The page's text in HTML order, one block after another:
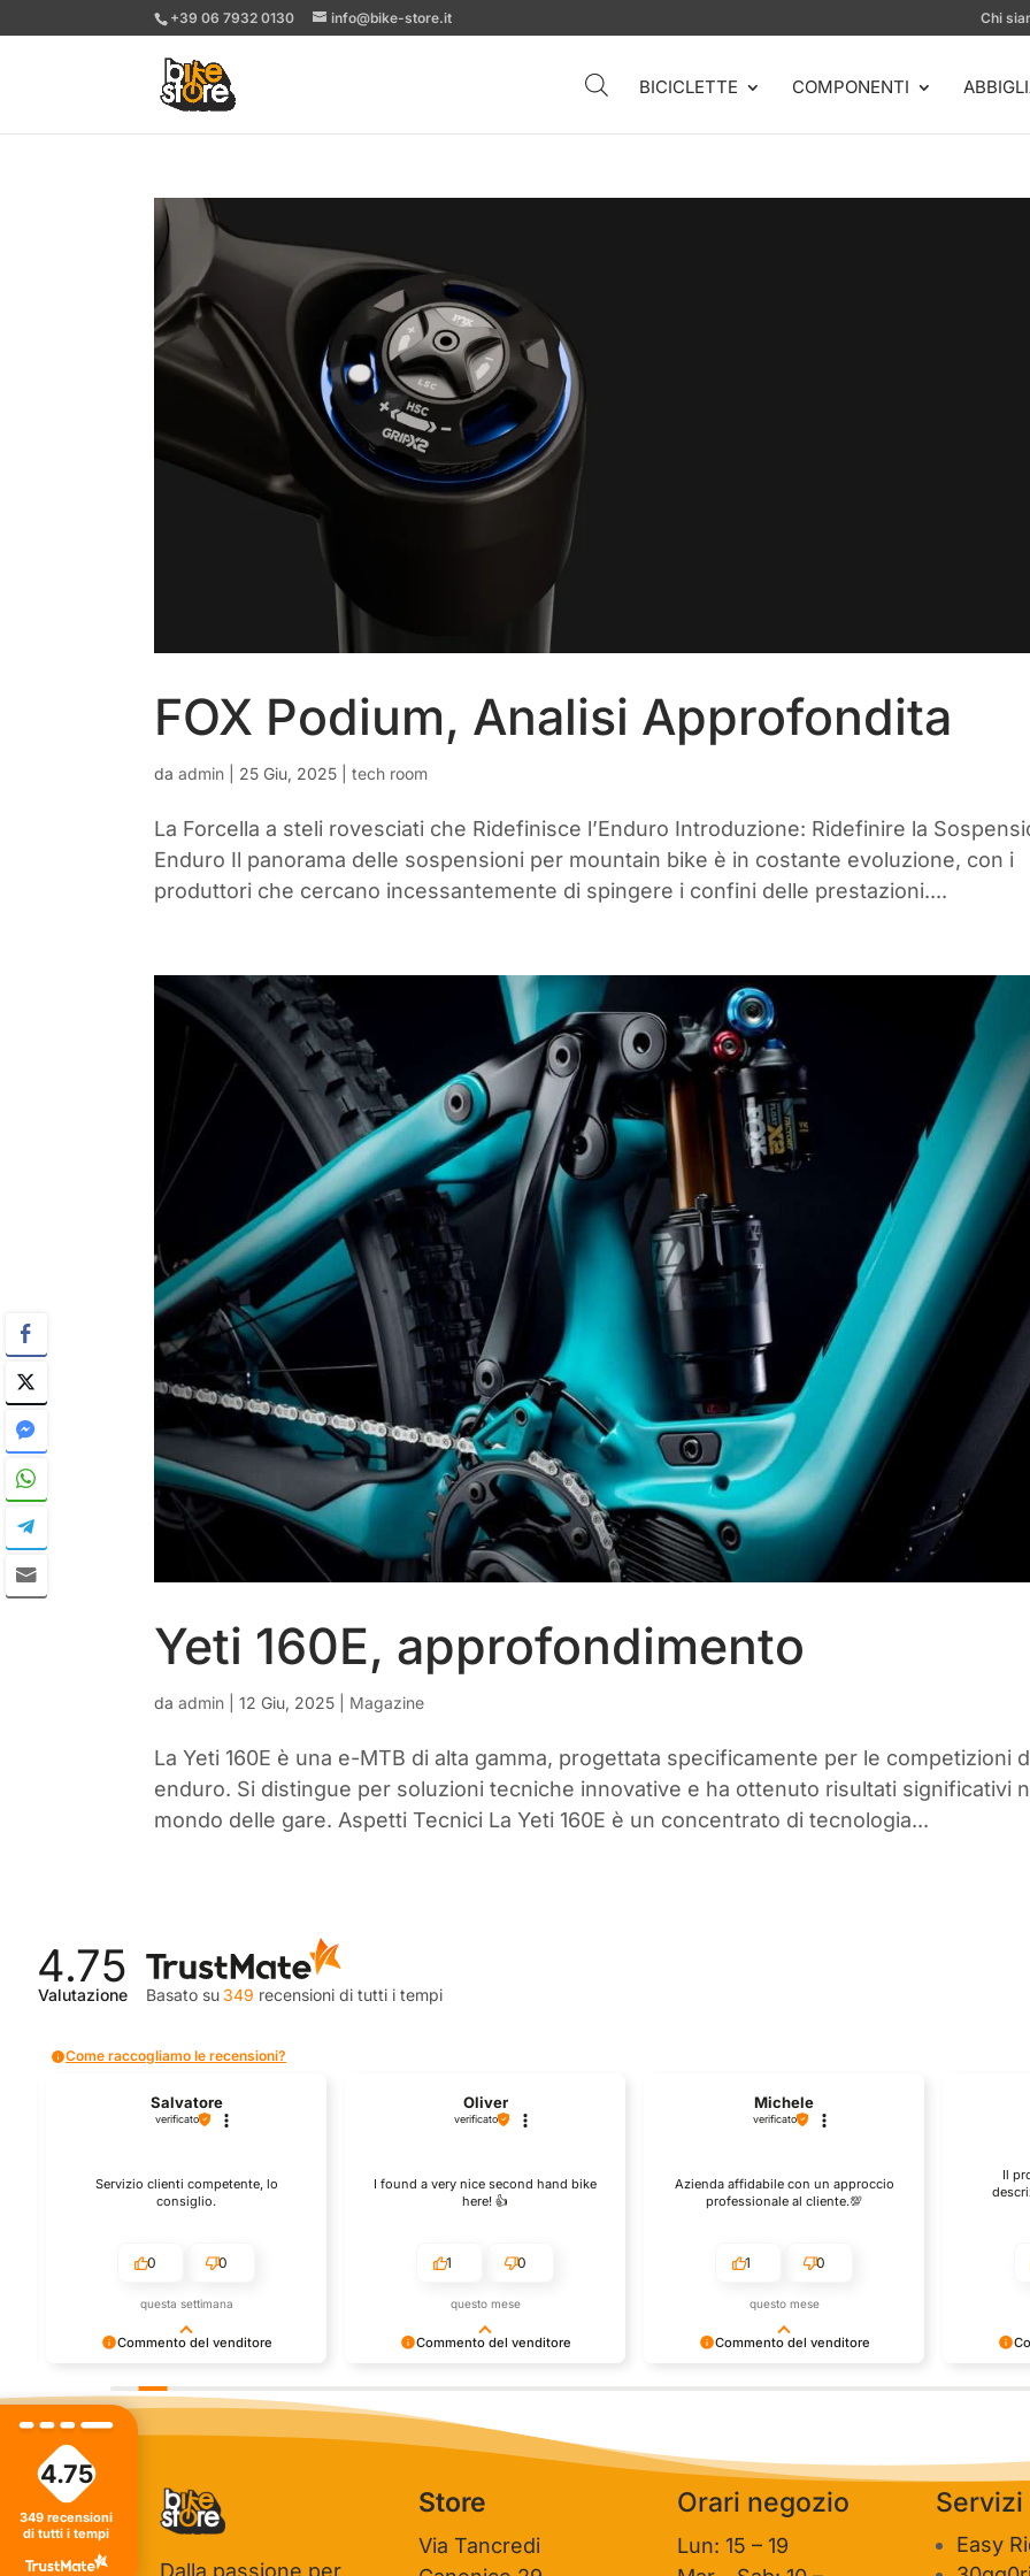
+39 06 7932 0130 info@bike-store.it Chi
BICICLETTE COMPONENTI
FOX Podium, Analisi Approfondita
daadmin 25 Giu, 2025 |tech room
La Forcella a steli rovesciati che Ridefinisce l’Enduro Introduzione: Ridefinire la
Enduro Il panorama delle sospensioni per mountain bike è in costante evoluzione, con i
produttori che cercano incessantemente di spingere i confini delle prestazioni....
Yeti 160E, approfondimento
daadmin |12 Giu, 2025 Magazine
La Yeti 160E è una e-MTB di alta gamma, progettata specificamente per le competizioni
enduro. Si distingue per soluzioni tecniche innovative e ha ottenuto risultati significativi
mondo delle gare. Aspetti Tecnici La Yeti 160E è un concentrato di tecnologia...
4.75
Valutazione Basato su 349 recensionidi tutti i tempi
Come raccogliamo le recensioni?
Commento del venditore
lieti che l'acquisto sia andato liscio, e
che possiamo fornire il servizio giusto
a clienti così fantastici. Grazie ancora!
Salvatore
verificato
Servizio clienti competente, lo
consiglio.
0 0
questa settimana
Commento del venditore
così! Apprezziamo il tempo e lo sforzo
che metti nel condividere la tua
esperienza con noi. Ci vediamo in
Oliver
verificato
I found a very nice second hand bike
here! 👍️
1 0
questo mese
Commento del venditore
Saluti, personale del negozio.
Michele
verificato
Azienda affidabile con un approccio
professionale al cliente.💯
1 0
questo mese
Il
Dalla passione per
Store
Via Tancredi
Orari negozio
Lun: 15 – 19
Servizi
Easy
4.75
349 recensioni
di tutti i tempi